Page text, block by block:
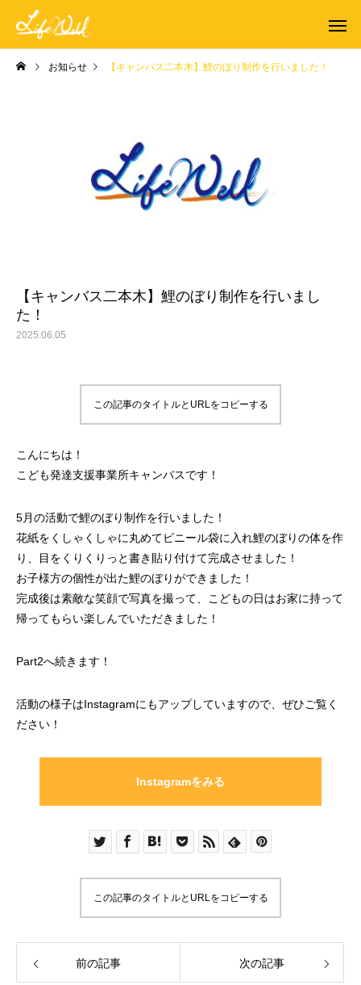
お知らせ 【キャンバス二本木】鯉のぼり制作を行いました！
【キャンバス二本木】鯉のぼり制作を行いまし
た！
2025.06.05
この記事のタイトルとURLをコピーする
こんにちは！
こども発達支援事業所キャンバスです！
5月の活動で鯉のぼり制作を行いました！
花紙をくしゃくしゃに丸めてビニール袋に入れ鯉のぼりの体を作
り、目をくりくりっと書き貼り付けて完成させました！
お子様方の個性が出た鯉のぼりができました！
完成後は素敵な笑顔で写真を撮って、こどもの日はお家に持って
帰ってもらい楽しんでいただきました！
Part2へ続きます！
活動の様子はInstagramにもアップしていますので、ぜひご覧く
ださい！
Instagramをみる
この記事のタイトルとURLをコピーする
前の記事 次の記事